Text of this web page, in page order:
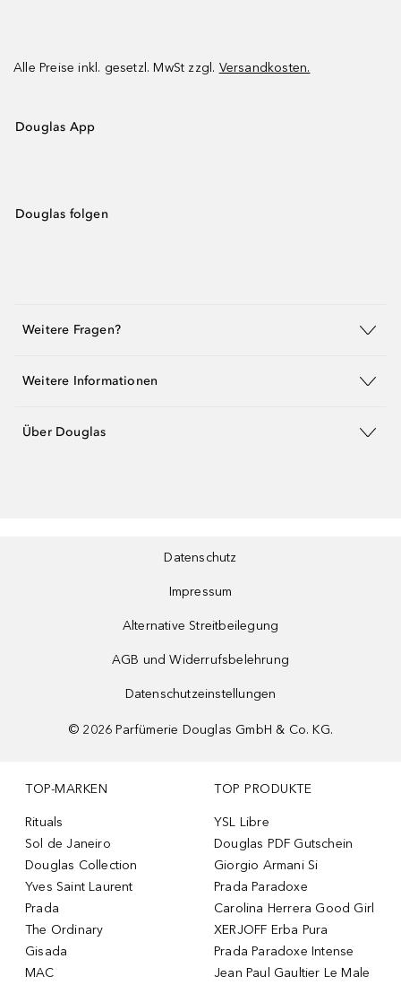
Alle Preise inkl. gesetzl. MwSt zzgl. Versandkosten.
Douglas App
Douglas folgen
Weitere Fragen?
Weitere Informationen
Über Douglas
Datenschutz
Impressum
Alternative Streitbeilegung
AGB und Widerrufsbelehrung
Datenschutzeinstellungen
© 2026 Parfümerie Douglas GmbH & Co. KG.
TOP-MARKEN
Rituals
Sol de Janeiro
Douglas Collection
Yves Saint Laurent
Prada
The Ordinary
Gisada
MAC
TOP PRODUKTE
YSL Libre
Douglas PDF Gutschein
Giorgio Armani Si
Prada Paradoxe
Carolina Herrera Good Girl
XERJOFF Erba Pura
Prada Paradoxe Intense
Jean Paul Gaultier Le Male